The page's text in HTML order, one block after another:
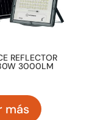
REFLECTOR
3000LM
más